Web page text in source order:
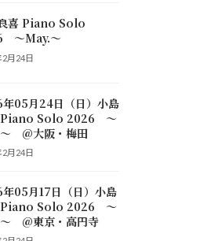
喜 Piano Solo
～May.～
2月24日
05月24日（日）小島
Piano Solo 2026 ～
@大阪・梅田
2月24日
05月17日（日）小島
Piano Solo 2026 ～
@東京・高円寺